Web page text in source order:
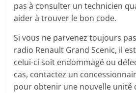
pas à consulter un technicien
aider à trouver le bon code.
Si vous ne parvenez toujours
radio Renault Grand Scenic, il
celui-ci soit endommagé ou
cas, contactez un
pour obtenir une nouvelle unité